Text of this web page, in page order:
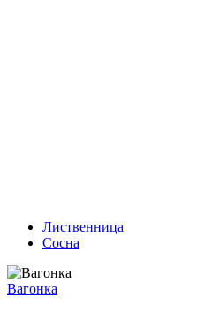
Лиственница
Сосна
Вагонка